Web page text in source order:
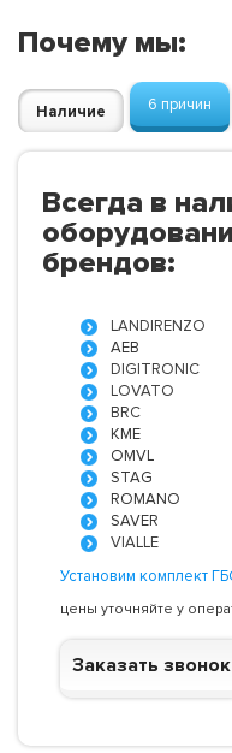
Почему мы:
Наличие 6 причин
Всегда в
брендов:
LANDIRENZO
AEB
DIGITRONIC
LOVATO
BRC
KME
OMVL
STAG
ROMANO
SAVER
VIALLE
Установим комплект
цены уточняйте у
Заказать звонок